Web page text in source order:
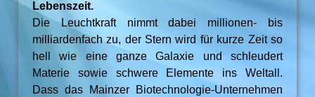
Lebenszeit.
Die Leuchtkraft nimmt dabei millionen- bis
milliardenfach zu, der Stern wird für kurze Zeit so
hell wie eine ganze Galaxie und schleudert
Materie sowie schwere Elemente ins Weltall.
Dass das Mainzer Biotechnologie-Unternehmen